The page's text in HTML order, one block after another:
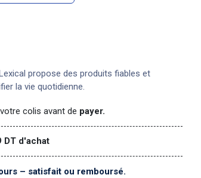
propose des produits fiables et
la vie quotidienne.
votre colis avant de payer.
DT d'achat
– satisfait ou remboursé.